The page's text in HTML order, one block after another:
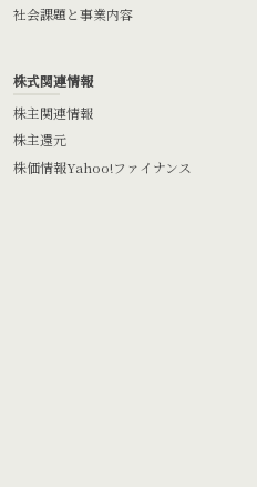
社会課題と事業内容
株式関連情報
株主関連情報
株主還元
株価情報Yahoo!ファイナンス